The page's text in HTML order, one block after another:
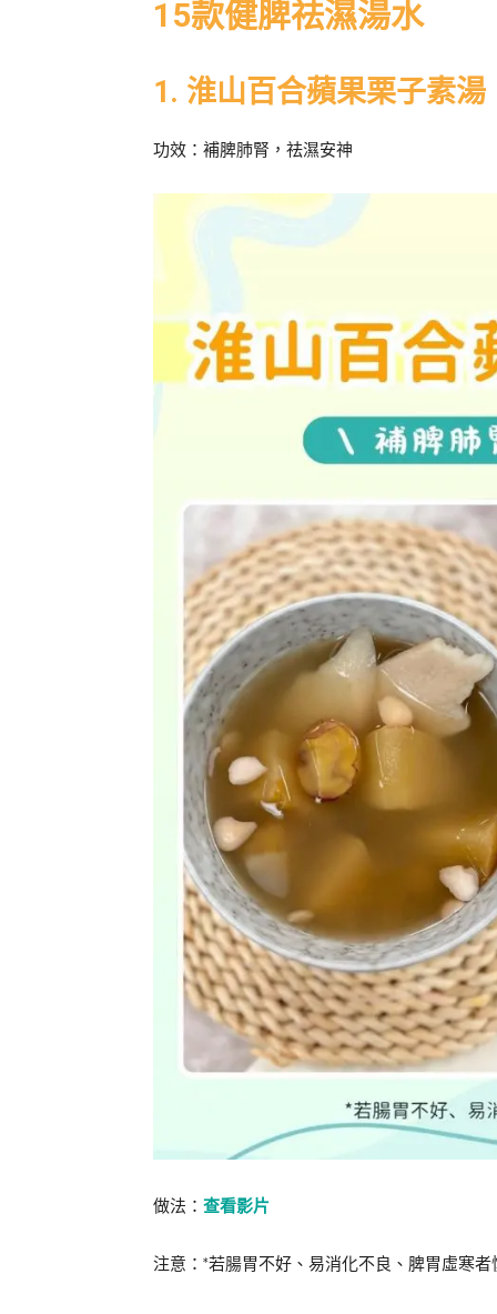
15款健脾祛濕湯水
1. 淮山百合蘋果栗子素湯
功效：補脾肺腎，祛濕安神
做法： 查看影片
注意：*若腸胃不好、易消化不良、脾胃虛寒者